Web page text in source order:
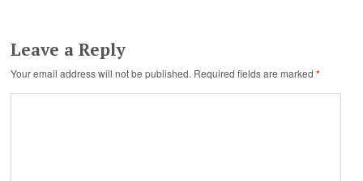
Leave a Reply
Your email address will not be published. Required fields are marked*